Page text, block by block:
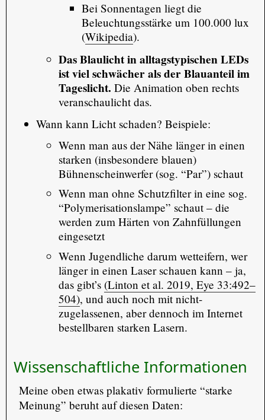
Bei Sonnentagen liegt die
Beleuchtungsstärke um 100.000 lux
(Wikipedia).
Das Blaulicht in alltagstypischen LEDs
ist viel schwächer als der Blauanteil im
Tageslicht. Die Animation oben rechts
veranschaulicht das.
Wann kann Licht schaden? Beispiele:
Wenn man aus der Nähe länger in einen
starken (insbesondere blauen)
Bühnenscheinwerfer (sog. “Par”) schaut
Wenn man ohne Schutzfilter in eine sog.
“Polymerisationslampe” schaut – die
werden zum Härten von Zahnfüllungen
eingesetzt
Wenn Jugendliche darum wetteifern, wer
länger in einen Laser schauen kann – ja,
das gibt’s (Linton et al. 2019, Eye 33:492–
504), und auch noch mit nicht-
zugelassenen, aber dennoch im Internet
bestellbaren starken Lasern.
Wissenschaftliche Informationen
Meine oben etwas plakativ formulierte “starke
Meinung” beruht auf diesen Daten: